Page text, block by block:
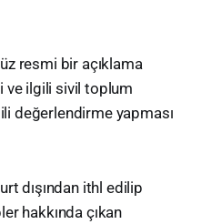
resmi bir açıklama
ve ilgili sivil toplum
değerlendirme yapması
dışından ithl edilip
hakkında çıkan